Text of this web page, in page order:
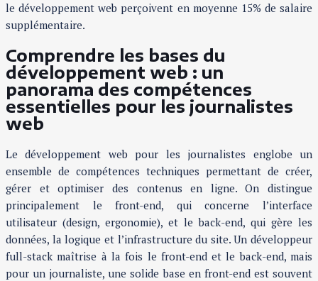
le développement web perçoivent en moyenne 15% de salaire
supplémentaire.
Comprendre les bases du
développement web : un
panorama des compétences
essentielles pour les journalistes
web
Le développement web pour les journalistes englobe un
ensemble de compétences techniques permettant de créer,
gérer et optimiser des contenus en ligne. On distingue
principalement le front-end, qui concerne l’interface
utilisateur (design, ergonomie), et le back-end, qui gère les
données, la logique et l’infrastructure du site. Un développeur
full-stack maîtrise à la fois le front-end et le back-end, mais
pour un journaliste, une solide base en front-end est souvent